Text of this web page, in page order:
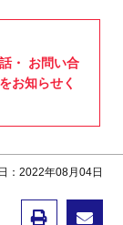
・ お問い合
お知らせく
：2022年08月04日